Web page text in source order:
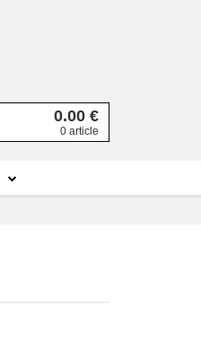
0.00 €
0 article